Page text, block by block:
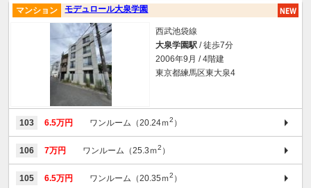
モデュロール大泉学園
マンション
西武池袋線
大泉学園駅 / 徒歩7分
2006年9月 / 4階建
東京都練馬区東大泉4
103 6.5万円 ワンルーム（20.24ｍ2 ）
106 7万円 ワンルーム（25.3ｍ2 ）
105 6.5万円 ワンルーム（20.35ｍ2 ）